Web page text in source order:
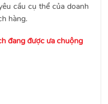
cầu cụ thể của doanh
hàng.
đang được ưa chuộng